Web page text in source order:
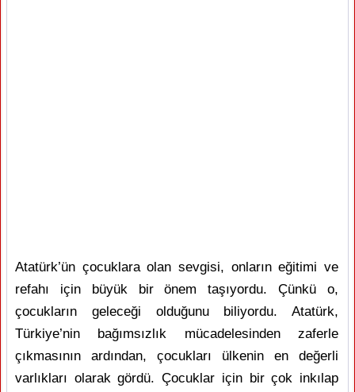
Atatürk’ün çocuklara olan sevgisi, onların eğitimi ve
refahı için büyük bir önem taşıyordu. Çünkü o,
çocukların geleceği olduğunu biliyordu. Atatürk,
Türkiye’nin bağımsızlık mücadelesinden zaferle
çıkmasının ardından, çocukları ülkenin en değerli
varlıkları olarak gördü. Çocuklar için bir çok inkılap